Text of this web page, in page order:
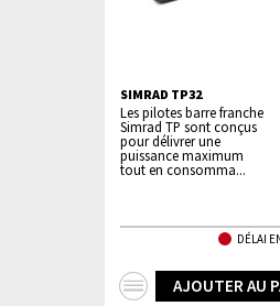
SIMRAD TP32
Les pilotes barre franche
Simrad TP sont conçus
pour délivrer une
puissance maximum
tout en consomma...
DÉLAI
AJOUTER AU